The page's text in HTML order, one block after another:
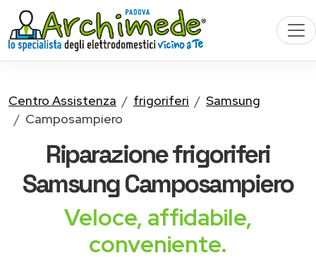
Centro Assistenza frigoriferi
Samsung
Camposampiero
Riparazionefrigoriferi
SamsungCamposampiero
Veloce, affidabile,
conveniente.